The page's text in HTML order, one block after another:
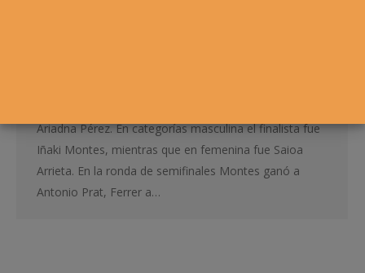
Ariadna Pérez. En categorías masculina el finalista fue
Iñaki Montes, mientras que en femenina fue Saioa
Arrieta. En la ronda de semifinales Montes ganó a
Antonio Prat, Ferrer a…